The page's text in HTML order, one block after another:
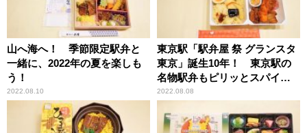
山へ海へ！ 季節限定駅弁と
一緒に、2022年の夏を楽しも
う！
2022.08.10
東京駅「駅弁屋 祭 グランスタ
東京」誕生10年！ 東京駅の
名物駅弁もピリッとスパイシ
ーに変身中
2022.08.08